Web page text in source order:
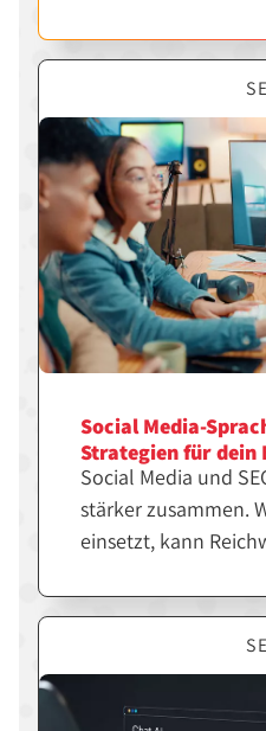
Social Media-
Strategien für dein
Social Media und
stärker zusammen.
einsetzt, kann
Erfahre, wie du
kombinierst, um
erfolgreicher zu